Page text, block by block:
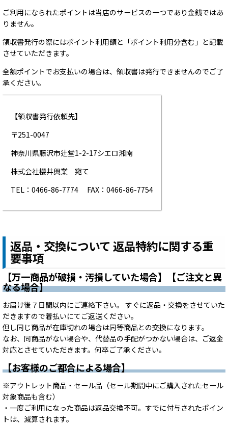
ご利用になられたポイントは当店のサービスの一つであり金銭ではあ
りません。
領収書発行の際にはポイント利用額と「ポイント利用分含む」と記載
させていただきます。
全額ポイントでお支払いの場合は、領収書は発行できませんのでご了
承ください。
【領収書発行依頼先】
〒251-0047
神奈川県藤沢市辻堂1-2-17シエロ湘南
株式会社櫻井興業 宛て
TEL：0466-86-7774 FAX：0466-86-7754
返品・交換について 返品特約に関する重
要事項
【万一商品が破損・汚損していた場合】【ご注文と異
なる場合】
お届け後７日間以内にご連絡下さい。 すぐに返品・交換をさせていた
だきますので着払いにてご返送ください。
但し同じ商品が在庫切れの場合は同等商品との交換になります。
なお、同商品がない場合や、代替品の手配がつかない場合は、ご返金
対応とさせていただきます。何卒ご了承ください。
【お客様のご都合による場合】
※アウトレット商品・セール品（セール期間中にご購入されたセール
対象商品も含む）
・一度ご利用になった商品は返品交換不可。すでに付与されたポイン
トは、減算されます。